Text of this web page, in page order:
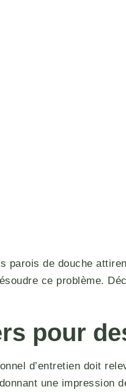
de douche
ce problème.
pour
d’entretien doit
une impression